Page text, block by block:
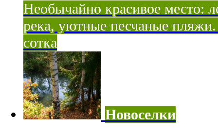
Необычайно красивое место:
река, уютные песчаные
сотка
Новоселки